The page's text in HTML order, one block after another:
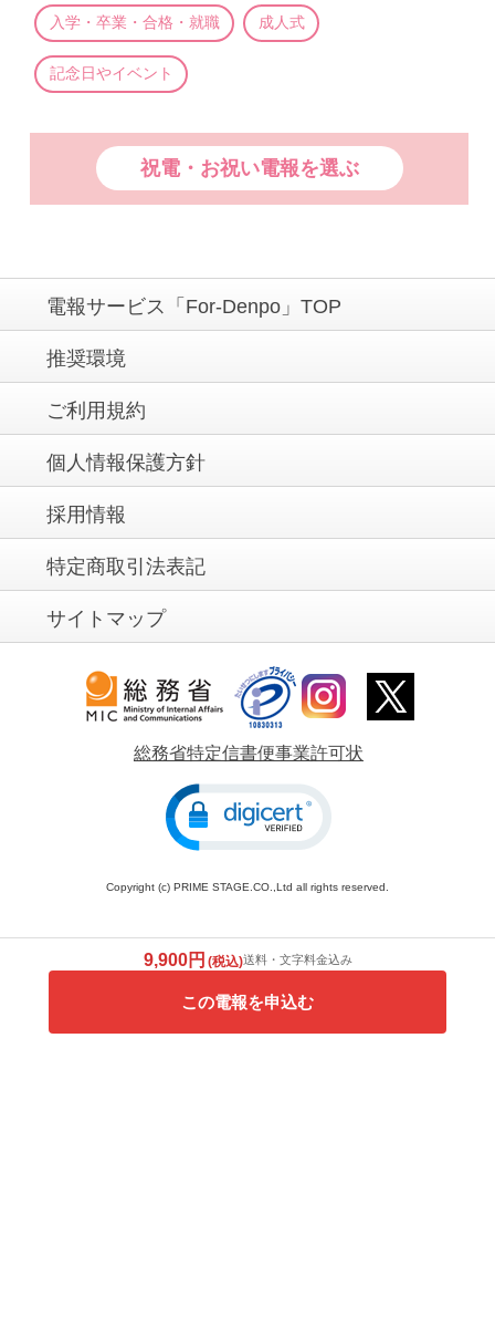
入学・卒業・合格・就職 成人式
記念日やイベント
祝電・お祝い電報を選ぶ
電報サービス「For-Denpo」TOP
推奨環境
ご利用規約
個人情報保護方針
採用情報
特定商取引法表記
サイトマップ
総務省特定信書便事業許可状
Copyright (c) PRIME STAGE.CO.,Ltd all rights reserved.
9,900円 (税込)送料・文字料金込み
この電報を申込む